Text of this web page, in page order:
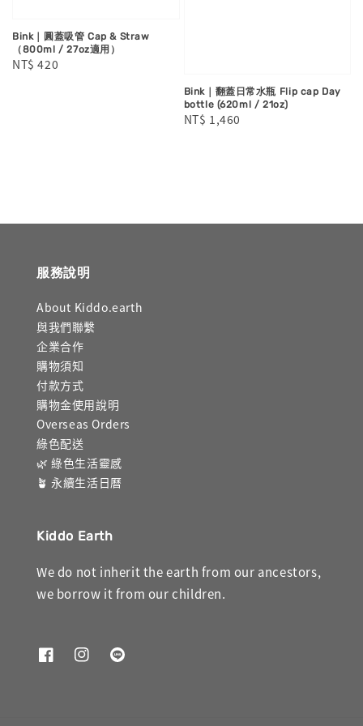
Bink｜圓蓋吸管 Cap & Straw
（800ml / 27oz適用）
Regular
NT$ 420
Bink｜翻蓋日常水瓶 Flip cap Day
bottle (620ml / 21oz)
Regular
NT$ 1,460
服務說明
About Kiddo.earth
與我們聯繫
企業合作
購物須知
付款方式
購物金使用說明
Overseas Orders
綠色配送
🌿 綠色生活靈感
🪴 永續生活日曆
Kiddo Earth
We do not inherit the earth from our ancestors,
we borrow it from our children.